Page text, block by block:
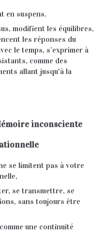
en suspens.
modifient les équilibres,
les réponses du
le temps, s’exprimer à
comme des
allant jusqu'à la
inconsciente
se limitent pas à votre
se transmettre, se
sans toujours être
une continuité